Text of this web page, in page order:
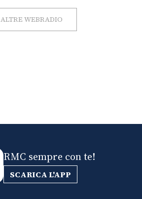
ALTRE WEBRADIO
RMC sempre con te!
SCARICA L'APP